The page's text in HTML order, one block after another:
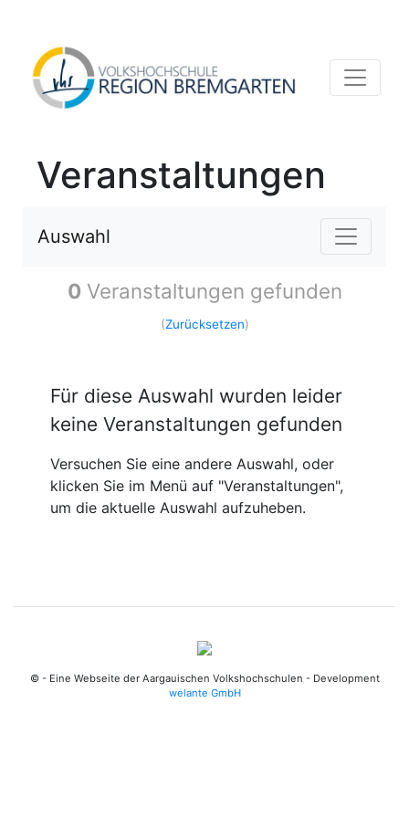
Veranstaltungen
Auswahl
0 Veranstaltungen gefunden
(Zurücksetzen)
Für diese Auswahl wurden leider
keine Veranstaltungen gefunden
Versuchen Sie eine andere Auswahl, oder
klicken Sie im Menü auf "Veranstaltungen",
um die aktuelle Auswahl aufzuheben.
© - Eine Webseite der Aargauischen Volkshochschulen - Development
welante GmbH